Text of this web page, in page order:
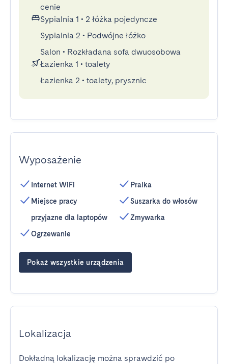
cenie
Sypialnia 1 • 2 łóżka pojedyncze
Sypialnia 2 • Podwójne łóżko
Salon • Rozkładana sofa dwuosobowa
Łazienka 1 • toalety
Łazienka 2 • toalety, prysznic
Wyposażenie
Internet WiFi
Miejsce pracy
przyjazne dla laptopów
Ogrzewanie
Pralka
Suszarka do włosów
Zmywarka
Pokaż wszystkie urządzenia
Lokalizacja
Dokładną lokalizację można sprawdzić po